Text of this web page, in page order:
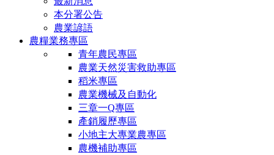
本分署公告
農業諺語
農糧業務專區
青年農民專區
農業天然災害救助專區
稻米專區
農業機械及自動化
三章一Q專區
產銷履歷專區
小地主大專業農專區
農機補助專區